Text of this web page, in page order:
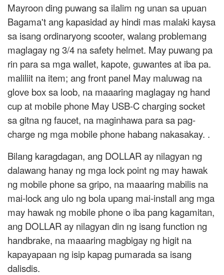
Mayroon ding puwang sa ilalim ng unan sa upuan
Bagama't ang kapasidad ay hindi mas malaki kaysa
sa isang ordinaryong scooter, walang problemang
maglagay ng 3/4 na safety helmet. May puwang pa
rin para sa mga wallet, kapote, guwantes at iba pa.
maliliit na item; ang front panel May maluwag na
glove box sa loob, na maaaring maglagay ng hand
cup at mobile phone May USB-C charging socket
sa gitna ng faucet, na maginhawa para sa pag-
charge ng mga mobile phone habang nakasakay. .
Bilang karagdagan, ang DOLLAR ay nilagyan ng
dalawang hanay ng mga lock point ng may hawak
ng mobile phone sa gripo, na maaaring mabilis na
mai-lock ang ulo ng bola upang mai-install ang mga
may hawak ng mobile phone o iba pang kagamitan,
ang DOLLAR ay nilagyan din ng isang function ng
handbrake, na maaaring magbigay ng higit na
kapayapaan ng isip kapag pumarada sa isang
dalisdis.